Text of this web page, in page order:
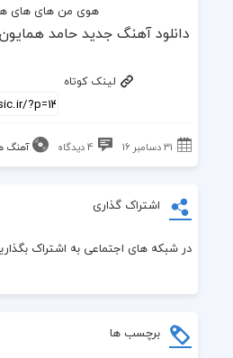
هوی من های های
دانلود آهنگ جدید حامد
لینک کوتاه
31 دسامبر 16 4 دیدگاه آهنگ
اشتراک گذاری
در شبکه های اجتماعی به اشتراک
برچسب ها